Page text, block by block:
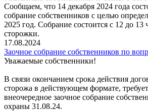
Сообщаем, что 14 декабря 2024 года
собрание собственников с целью
2025 год. Собрание состоится с 12 до 13
сторожки.
17.08.2024
Заочное собрание собственников по
Уважаемые собственники!
В связи окончанием срока действия
сторожа в действующем формате,
внеочередное заочное собрание
охраны 31.08.24.